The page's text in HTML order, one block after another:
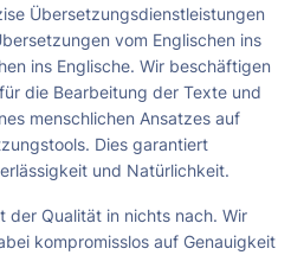
Übersetzungsdienstleistungen
vom Englischen ins
ins Englische. Wir beschäftigen
die Bearbeitung der Texte und
menschlichen Ansatzes auf
Dies garantiert
und Natürlichkeit.
der Qualität in nichts nach. Wir
kompromisslos auf Genauigkeit